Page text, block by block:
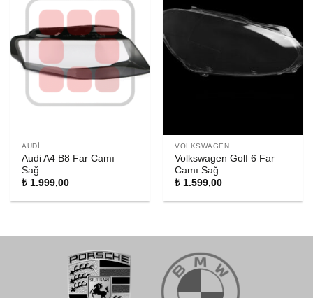
AUDI
Audi A4 B8 Far Camı
Sağ
₺ 1.999,00
VOLKSWAGEN
Volkswagen Golf 6 Far
Camı Sağ
₺ 1.599,00